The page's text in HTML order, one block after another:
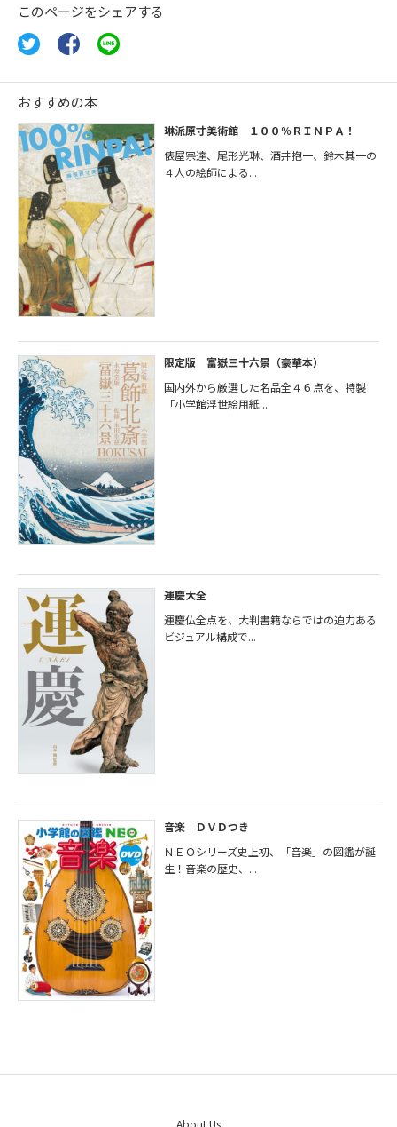
このページをシェアする
おすすめの本
琳派原寸美術館 １００％ＲＩＮＰＡ！
俵屋宗達、尾形光琳、酒井抱一、鈴木其一の
４人の絵師による...
限定版 富嶽三十六景（豪華本）
国内外から厳選した名品全４６点を、特製
「小学館浮世絵用紙...
運慶大全
運慶仏全点を、大判書籍ならではの迫力ある
ビジュアル構成で...
音楽 ＤＶＤつき
ＮＥＯシリーズ史上初、「音楽」の図鑑が誕
生！音楽の歴史、...